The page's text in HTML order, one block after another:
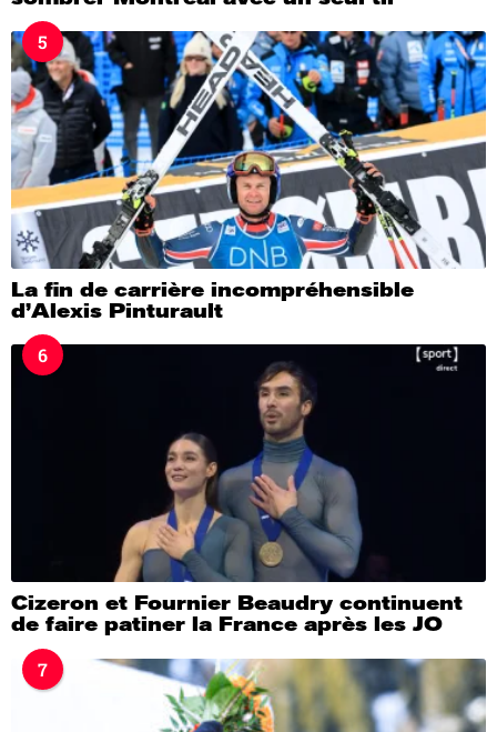
5
La fin de carrière incompréhensible
d’Alexis Pinturault
6
Cizeron et Fournier Beaudry continuent
de faire patiner la France après les JO
7